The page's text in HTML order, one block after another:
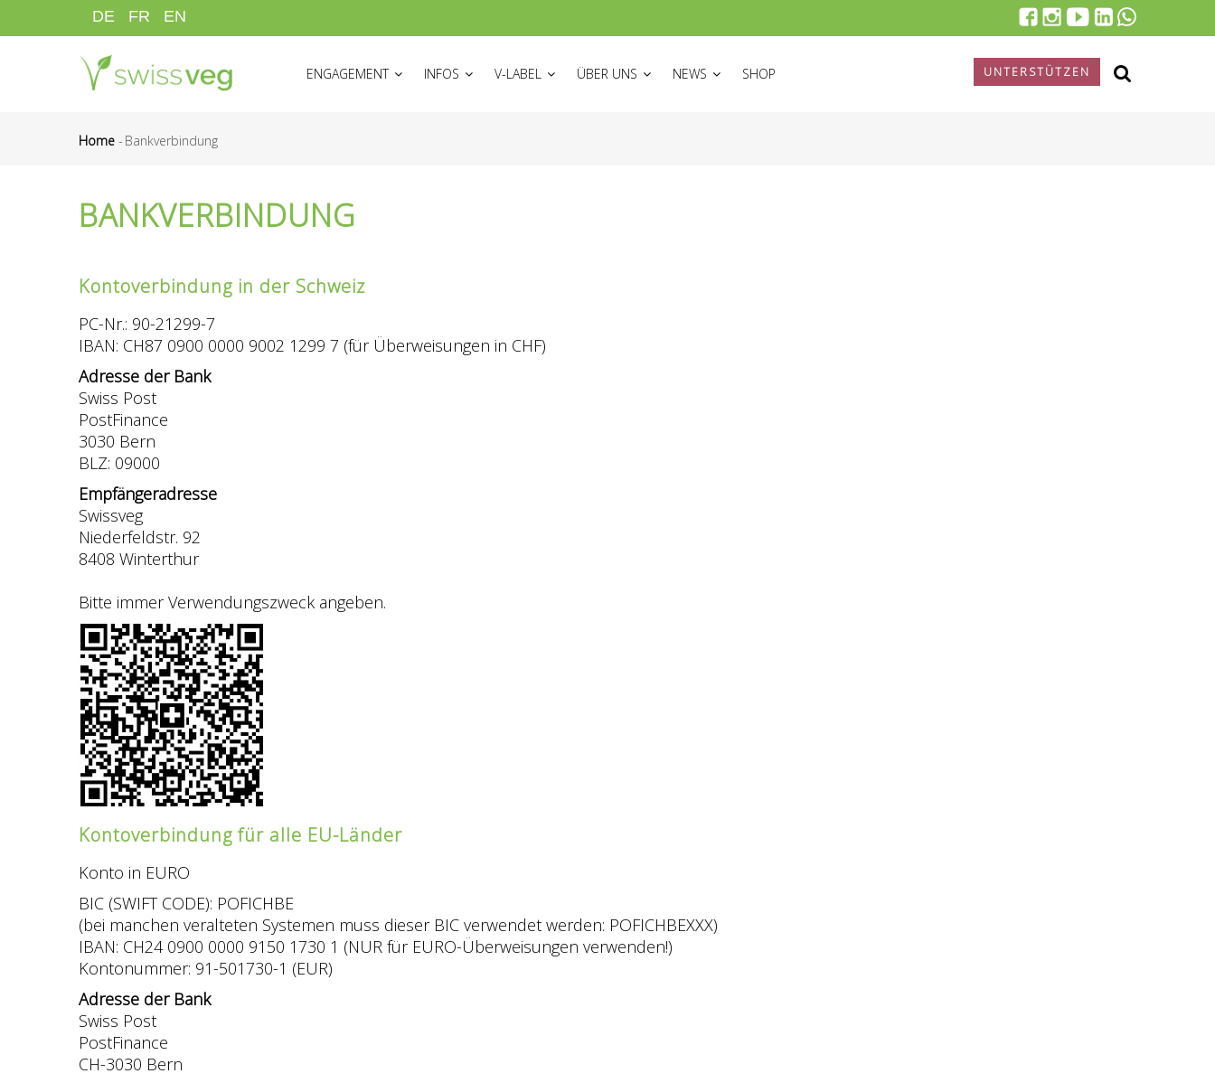
zum
DE FR EN
ENGAGEMENT
INFOS V-LABEL ÜBER UNS NEWS SHOP UNTERSTÜTZEN
Home - Bankverbindung
BANKVERBINDUNG
Kontoverbindung in der Schweiz
PC-Nr.: 90-21299-7
IBAN: CH87 0900 0000 9002 1299 7 (für Überweisungen in CHF)
Adresse der Bank
Swiss Post
PostFinance
3030 Bern
BLZ: 09000
Empfängeradresse
Swissveg
Niederfeldstr. 92
8408 Winterthur
Bitte immer Verwendungszweck angeben.
Kontoverbindung für alle EU-Länder
Konto in EURO
BIC (SWIFT CODE): POFICHBE
(bei manchen veralteten Systemen muss dieser BIC verwendet werden: POFICHBEXXX)
IBAN: CH24 0900 0000 9150 1730 1 (NUR für EURO-Überweisungen verwenden!)
Kontonummer: 91-501730-1 (EUR)
Adresse der Bank
Swiss Post
PostFinance
CH-3030 Bern